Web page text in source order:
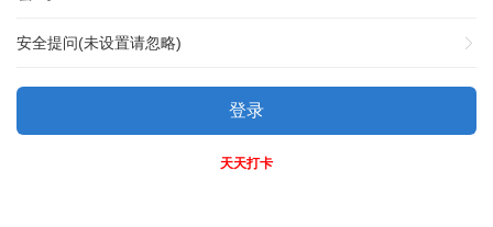
安全提问(未设置请忽略)
登录
天天打卡